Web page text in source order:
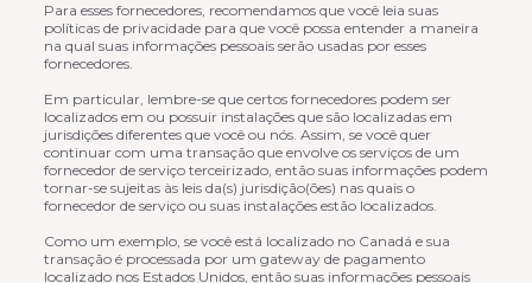
Para esses fornecedores, recomendamos que você leia suas
políticas de privacidade para que você possa entender a maneira
na qual suas informações pessoais serão usadas por esses
fornecedores.
Em particular, lembre-se que certos fornecedores podem ser
localizados em ou possuir instalações que são localizadas em
jurisdições diferentes que você ou nós. Assim, se você quer
continuar com uma transação que envolve os serviços de um
fornecedor de serviço terceirizado, então suas informações podem
tornar-se sujeitas às leis da(s) jurisdição(ões) nas quais o
fornecedor de serviço ou suas instalações estão localizados.
Como um exemplo, se você está localizado no Canadá e sua
transação é processada por um gateway de pagamento
localizado nos Estados Unidos, então suas informações pessoais